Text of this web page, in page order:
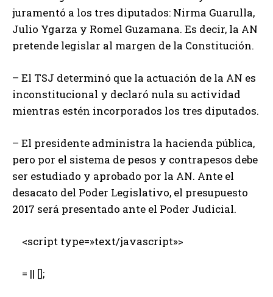
juramentó a los tres diputados: Nirma Guarulla,
Julio Ygarza y Romel Guzamana. Es decir, la AN
pretende legislar al margen de la Constitución.
– El TSJ determinó que la actuación de la AN es
inconstitucional y declaró nula su actividad
mientras estén incorporados los tres diputados.
– El presidente administra la hacienda pública,
pero por el sistema de pesos y contrapesos debe
ser estudiado y aprobado por la AN. Ante el
desacato del Poder Legislativo, el presupuesto
2017 será presentado ante el Poder Judicial.
<script type=»text/javascript»>
= || [];